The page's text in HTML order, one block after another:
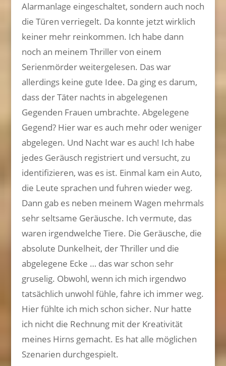
Alarmanlage eingeschaltet, sondern auch noch
die Türen verriegelt. Da konnte jetzt wirklich
keiner mehr reinkommen. Ich habe dann
noch an meinem Thriller von einem
Serienmörder weitergelesen. Das war
allerdings keine gute Idee. Da ging es darum,
dass der Täter nachts in abgelegenen
Gegenden Frauen umbrachte. Abgelegene
Gegend? Hier war es auch mehr oder weniger
abgelegen. Und Nacht war es auch! Ich habe
jedes Geräusch registriert und versucht, zu
identifizieren, was es ist. Einmal kam ein Auto,
die Leute sprachen und fuhren wieder weg.
Dann gab es neben meinem Wagen mehrmals
sehr seltsame Geräusche. Ich vermute, das
waren irgendwelche Tiere. Die Geräusche, die
absolute Dunkelheit, der Thriller und die
abgelegene Ecke … das war schon sehr
gruselig. Obwohl, wenn ich mich irgendwo
tatsächlich unwohl fühle, fahre ich immer weg.
Hier fühlte ich mich schon sicher. Nur hatte
ich nicht die Rechnung mit der Kreativität
meines Hirns gemacht. Es hat alle möglichen
Szenarien durchgespielt.